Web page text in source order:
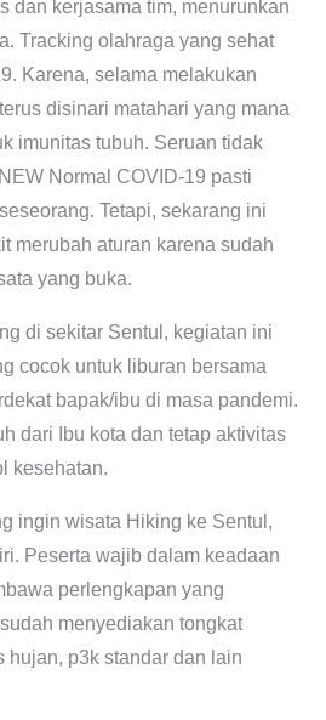
dan kerjasama tim, menurunkan
Tracking olahraga yang sehat
Karena, selama melakukan
disinari matahari yang mana
imunitas tubuh. Seruan tidak
Normal COVID-19 pasti
Tetapi, sekarang ini
merubah aturan karena sudah
yang buka.
di sekitar Sentul, kegiatan ini
cocok untuk liburan bersama
bapak/ibu di masa pandemi.
dari Ibu kota dan tetap aktivitas
kesehatan.
ingin wisata Hiking ke Sentul,
Peserta wajib dalam keadaan
perlengkapan yang
menyediakan tongkat
hujan, p3k standar dan lain